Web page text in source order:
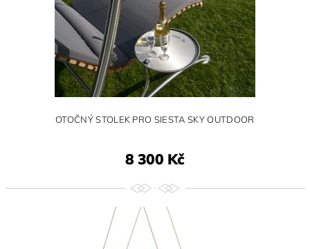
OTOČNÝ STOLEK PRO SIESTA SKY OUTDOOR
8 300 Kč